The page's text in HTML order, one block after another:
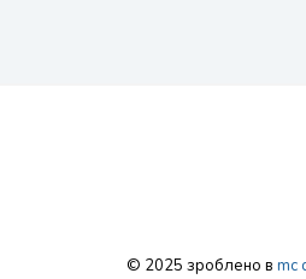
© 2025 зроблено в mc